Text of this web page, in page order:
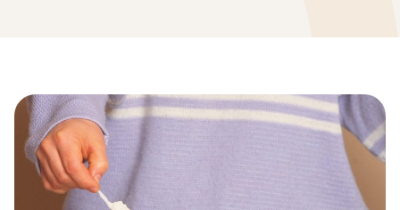
Complément alimentaire pour chien : comment faire son